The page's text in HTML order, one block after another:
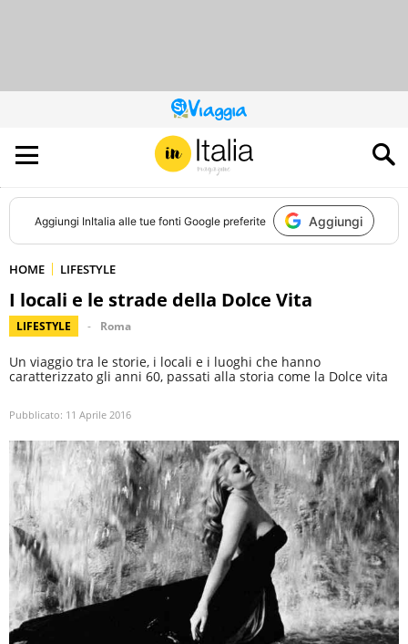
QUESTO
SITO
CONTRIBUISCE
ALL’AUDIENCE
DI
Aggiungi InItalia alle tue fonti Google preferite Aggiungi
HOME LIFESTYLE
I locali e le strade della Dolce Vita
LIFESTYLE Roma
Un viaggio tra le storie, i locali e i luoghi che hanno
caratterizzato gli anni 60, passati alla storia come la Dolce vita
Pubblicato: 11 Aprile 2016